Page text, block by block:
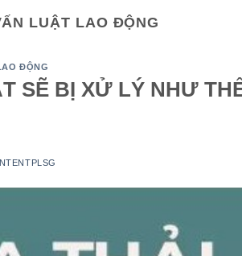
LUẬT LAO ĐỘNG
ĐỘNG
SẼ BỊ XỬ LÝ NHƯ